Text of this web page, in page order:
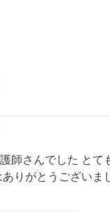
師さんでした とて
りがとうございま